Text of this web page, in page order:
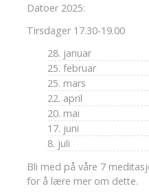
Datoer 2025:
Tirsdager 17.30-19.00
28. januar
25. februar
25. mars
22. april
20. mai
17. juni
8. juli
Bli med på våre 7
for å lære mer om dette.